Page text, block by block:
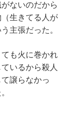
ないのだから
生きてる人が
主張だった。
も火に巻かれ
いるから殺人
譲らなかっ